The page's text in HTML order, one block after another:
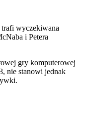
trafi wyczekiwana
i Petera
gry komputerowej
nie stanowi jednak